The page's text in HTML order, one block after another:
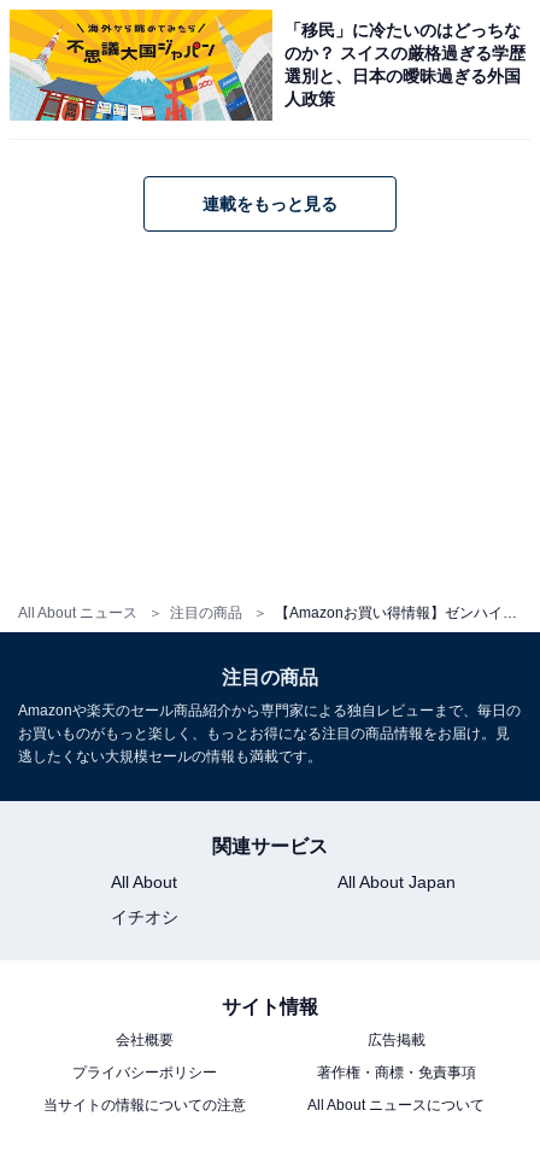
All About ニュース 注目の商品
【Amazonお買い得情報】パナソニック「シ
ェーバー」が特別価格で登場中【5月12日】
ゼンハイザー「MOMENTUM True Wireless 3」
【Amazon.co.jp限定】ゼンハイザー (Sennheiser) ワイ
ヤレスイヤホン MOMENTUM True Wireless 3 【バッテ
リー強化版】 グラファイト高性能 シングルダイナミック
ャン 外音取込 途切れにくい Qi充電 通話 【国内正規品】
ゼンハイザー「IE 100 PRO CLEAR」
「移民」に冷たいのはどっちな
のか？ スイスの厳格過ぎる学歴
選別と、日本の曖昧過ぎる外国
人政策
連載をもっと見る
注目の商品
Amazonや楽天のセール商品紹介から専門家による独自レビューまで、毎日の
お買いものがもっと楽しく、もっとお得になる注目の商品情報をお届け。見
逃したくない大規模セールの情報も満載です。
関連サービス
All About
All About Japan
イチオシ
サイト情報
会社概要
広告掲載
プライバシーポリシー
著作権・商標・免責事項
当サイトの情報についての注意
All About ニュースについて